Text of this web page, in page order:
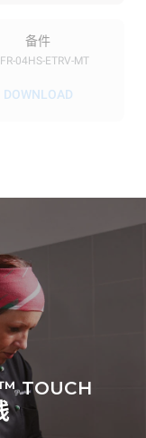
放
买由可再生能源
，后者可以被消
Protocol
备件
04HS-ETRV-MT
DOWNLOAD
TOUCH